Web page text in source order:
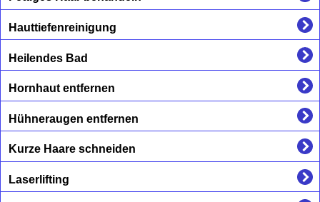
Hauttiefenreinigung
Heilendes Bad
Hornhaut entfernen
Hühneraugen entfernen
Kurze Haare schneiden
Laserlifting